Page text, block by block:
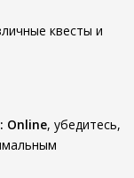
квесты и
Online, убедитесь,